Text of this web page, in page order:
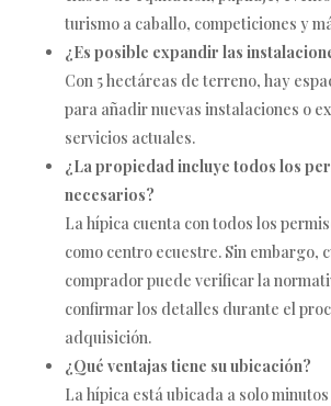
turismo a caballo, competiciones y
¿Es posible expandir las
Con 5 hectáreas de terreno, hay
para añadir nuevas instalaciones o
servicios actuales.
¿La propiedad incluye todos los
necesarios?
La hípica cuenta con todos los
como centro ecuestre. Sin embargo,
comprador puede verificar la
confirmar los detalles durante el
adquisición.
¿Qué ventajas tiene su ubicación?
La hípica está ubicada a solo